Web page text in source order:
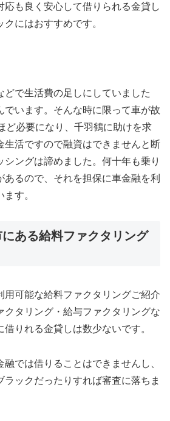
応も良く安心して借りられる金貸し
にはおすすめです。
どで生活費の足しにしていました
でいます。そんな時に限って車が故
ど必要になり、千羽鶴に助けを求
生活ですので融資はできませんと断
シングは諦めました。何十年も乗り
あるので、それを担保に車金融を利
す。
ある給料ファクタリング
用可能な給料ファクタリングご紹介
クタリング・給与ファクタリングな
りれる金貸しは数少ないです。
融では借りることはできませんし、
ラックだったりすれば審査に落ちま